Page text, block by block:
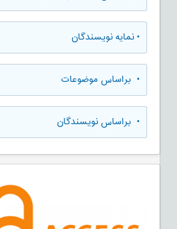
•نمایه نویسندگان
• براساس موضوعات
• براساس نویسندگان